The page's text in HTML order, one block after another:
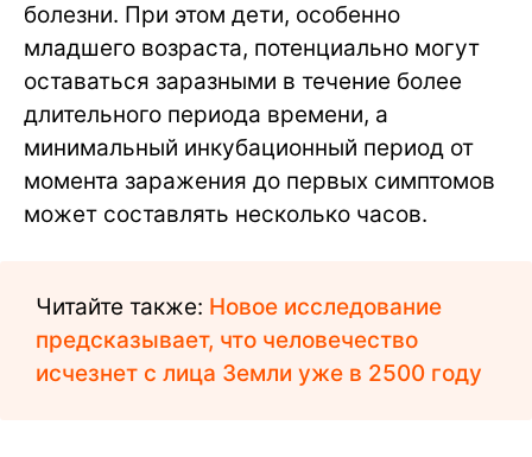
болезни. При этом дети, особенно
младшего возраста, потенциально могут
оставаться заразными в течение более
длительного периода времени, а
минимальный инкубационный период от
момента заражения до первых симптомов
может составлять несколько часов.
Читайте также: Новое исследование
предсказывает, что человечество
исчезнет с лица Земли уже в 2500 году